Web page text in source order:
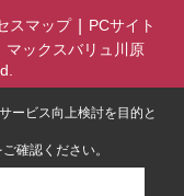
スマップ
PCサイト
ックスバリュ川原
ービス向上検討を目的と
ご確認ください。